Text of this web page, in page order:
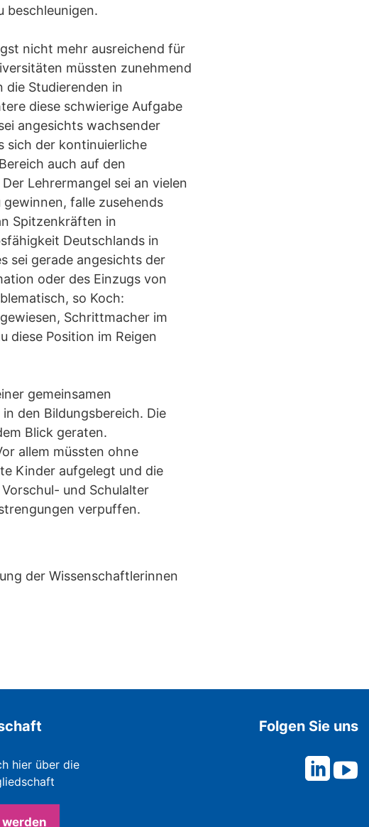
beschleunigen.
nicht mehr ausreichend für
müssten zunehmend
die Studierenden in
diese schwierige Aufgabe
angesichts wachsender
sich der kontinuierliche
auch auf den
Lehrermangel sei an vielen
falle zusehends
Spitzenkräften in
Deutschlands in
sei gerade angesichts der
oder des Einzugs von
so Koch:
Schrittmacher im
diese Position im Reigen
gemeinsamen
den Bildungsbereich. Die
Blick geraten.
allem müssten ohne
Kinder aufgelegt und die
und Schulalter
verpuffen.
der Wissenschaftlerinnen
hier über die
Folgen Sie uns